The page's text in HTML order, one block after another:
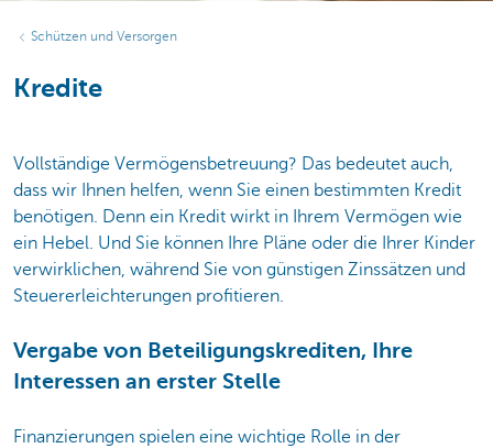
Schützen und Versorgen
Kredite
Vollständige Vermögensbetreuung? Das bedeutet auch,
dass wir Ihnen helfen, wenn Sie einen bestimmten Kredit
benötigen. Denn ein Kredit wirkt in Ihrem Vermögen wie
ein Hebel. Und Sie können Ihre Pläne oder die Ihrer Kinder
verwirklichen, während Sie von günstigen Zinssätzen und
Steuererleichterungen profitieren.
Vergabe von Beteiligungskrediten, Ihre
Interessen an erster Stelle
Finanzierungen spielen eine wichtige Rolle in der